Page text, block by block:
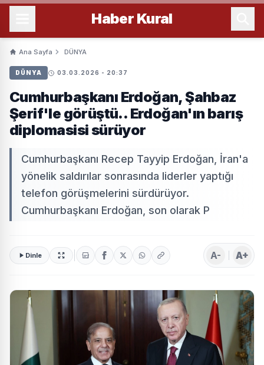
Haber Kural
Ana Sayfa DÜNYA
DÜNYA 03.03.2026 - 20:37
Cumhurbaşkanı Erdoğan, Şahbaz
Şerif'le görüştü.. Erdoğan'ın barış
diplomasisi sürüyor
Cumhurbaşkanı Recep Tayyip Erdoğan, İran'a
yönelik saldırılar sonrasında liderler yaptığı
telefon görüşmelerini sürdürüyor.
Cumhurbaşkanı Erdoğan, son olarak P
Dinle A- A+